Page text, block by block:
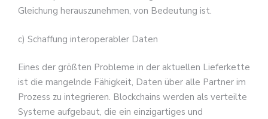
Gleichung herauszunehmen, von Bedeutung ist.
c) Schaffung interoperabler Daten
Eines der größten Probleme in der aktuellen Lieferkette
ist die mangelnde Fähigkeit, Daten über alle Partner im
Prozess zu integrieren. Blockchains werden als verteilte
Systeme aufgebaut, die ein einzigartiges und